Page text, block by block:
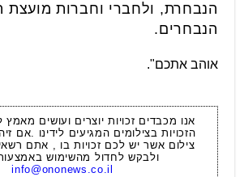
הנבחרת, ולחברי וחברות מועצת
הנבחרים.
אוהב אתכם".
אנו מכבדים זכויות יוצרים ועושים
הזכויות בצילומים המגיעים לידינו .אם
צילום אשר יש לכם זכויות בו , אתם
ולבקש לחדול מהשימוש
info@ononews.co.il